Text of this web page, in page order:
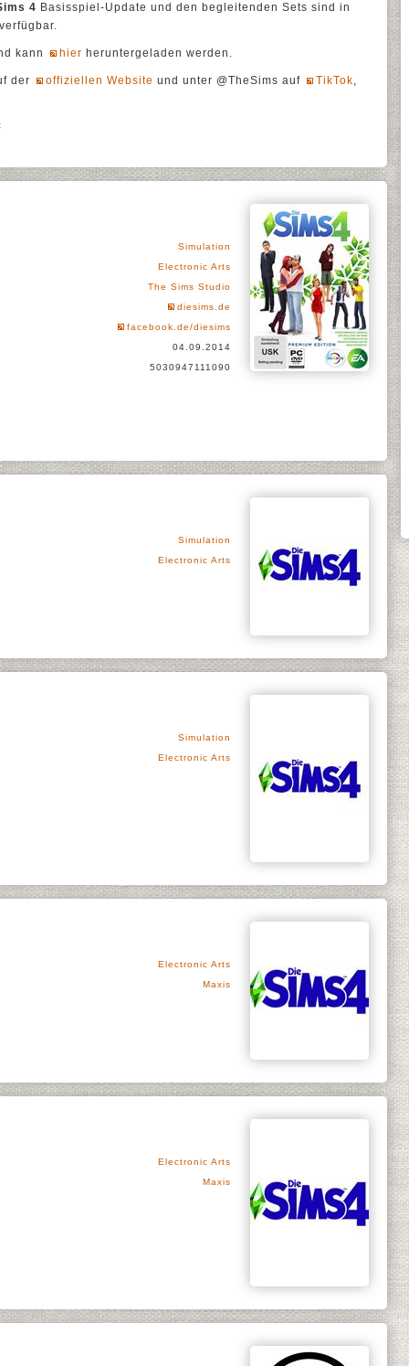
4 Basisspiel-Update und den begleitenden Sets sind in
kann hier heruntergeladen werden.
der offiziellen Website und unter @TheSims auf TikTok,
Simulation
Electronic Arts
The Sims Studio
diesims.de
facebook.de/diesims
04.09.2014
5030947111090
Simulation
Electronic Arts
Simulation
Electronic Arts
Electronic Arts
Maxis
Electronic Arts
Maxis